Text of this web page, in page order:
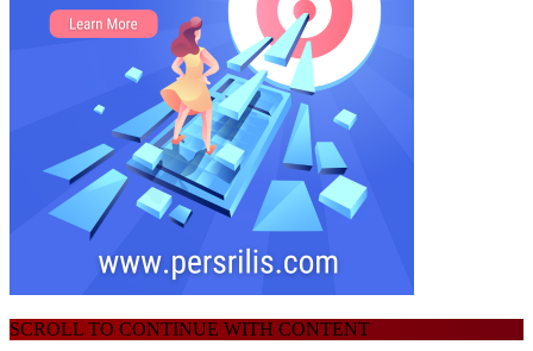
SCROLL TO CONTINUE WITH CONTENT